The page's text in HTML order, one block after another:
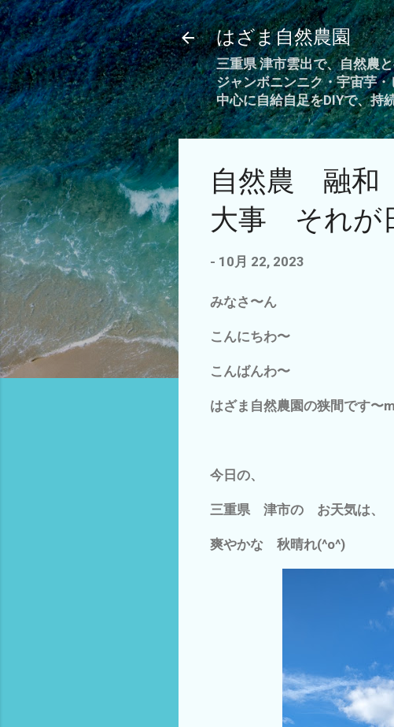
はざま自然農園
三重県 津市雲出で、自然農
ジャンボニンニク・宇宙芋
中心に自給自足をDIYで、持
自然農 融
大事 それが
- 10月 22, 2023
みなさ〜ん
こんにちわ〜
こんばんわ〜
はざま自然農園の狭間です〜
今日の、
三重県 津市の お天気は、
爽やかな 秋晴れ(^o^)